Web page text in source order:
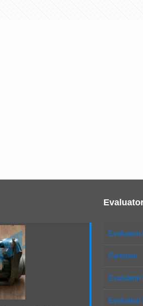
Evaluatori
Parteneri
Evaluatori
Evaluatori